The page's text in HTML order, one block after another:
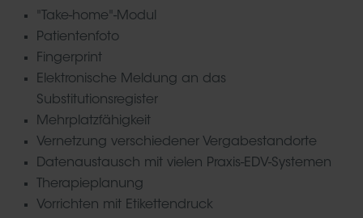
"Take-home"-Modul
Patientenfoto
Fingerprint
Elektronische Meldung an das
Substitutionsregister
Mehrplatzfähigkeit
Vernetzung verschiedener Vergabestandorte
Datenaustausch mit vielen Praxis-EDV-Systemen
Therapieplanung
Vorrichten mit Etikettendruck